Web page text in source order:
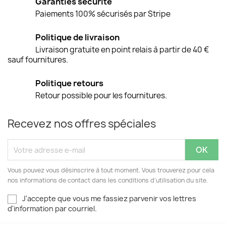
Paiements 100% sécurisés par Stripe
Politique de livraison
Livraison gratuite en point relais à partir de 40 €
sauf fournitures.
Politique retours
Retour possible pour les fournitures.
Recevez nos offres spéciales
Vous pouvez vous désinscrire à tout moment. Vous trouverez pour cela
nos informations de contact dans les conditions d'utilisation du site.
J'accepte que vous me fassiez parvenir vos lettres
d'information par courriel.